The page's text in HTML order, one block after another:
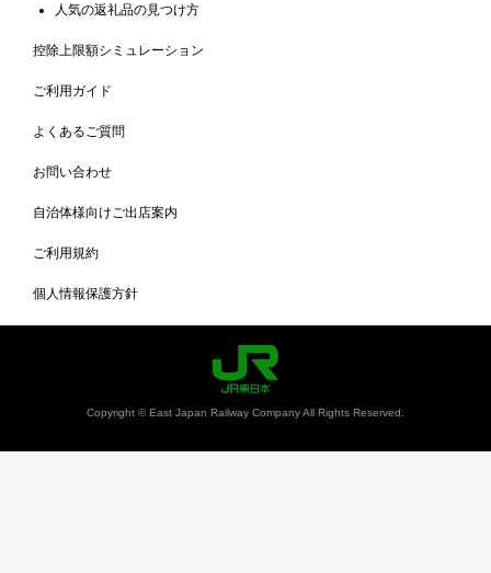
人気の返礼品の見つけ方
控除上限額シミュレーション
ご利用ガイド
よくあるご質問
お問い合わせ
自治体様向けご出店案内
ご利用規約
個人情報保護方針
Copyright © East Japan Railway Company All Rights Reserved.